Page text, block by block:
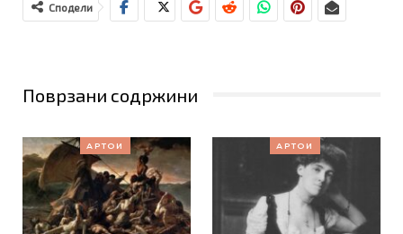
Сподели
Поврзани содржини
АРТОИ АРТОИ